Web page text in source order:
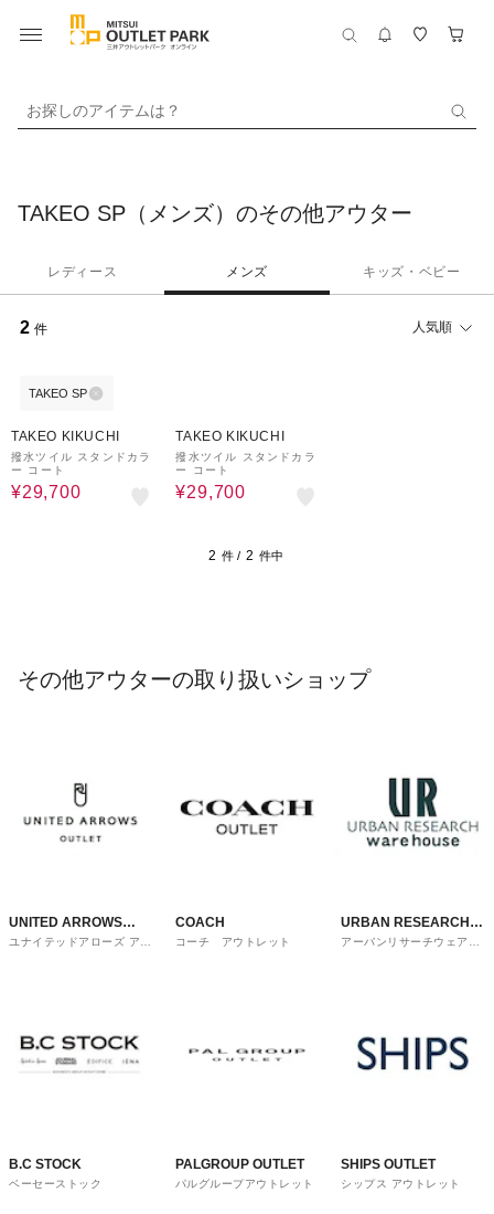
お探しのアイテムは？
TAKEO SP（メンズ）のその他アウター
レディース メンズ キッズ・ベビー
2 件 人気順
TAKEO SP
TAKEO KIKUCHI
撥水ツイル スタンドカラ
ー コート
¥29,700
TAKEO KIKUCHI
撥水ツイル スタンドカラ
ー コート
¥29,700
2 件 / 2 件中
その他アウターの取り扱いショップ
UNITED ARROWS
OUTLET
ユナイテッドアローズ アウ
COACH
コーチ アウトレット
URBAN RESEARCH
ware house
アーバンリサーチウェアハ
B.C STOCK
ベーセーストック
PALGROUP OUTLET
パルグループアウトレット
SHIPS OUTLET
シップス アウトレット